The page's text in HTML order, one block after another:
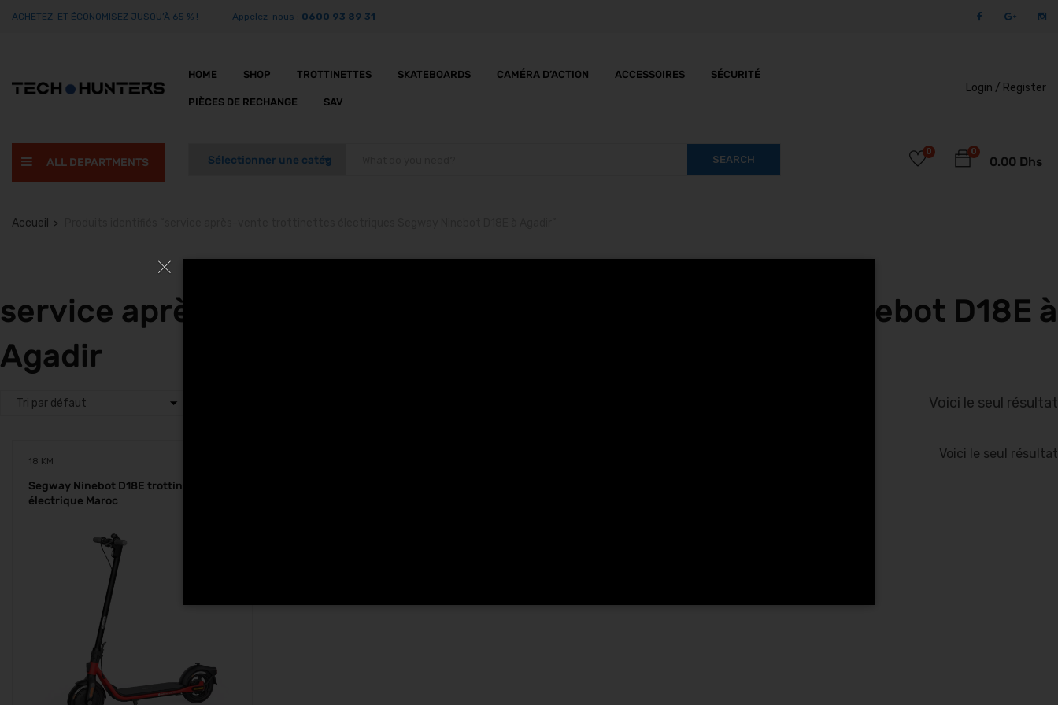
ACHETEZ ET ÉCONOMISEZ JUSQU’À 65 % ! Appelez-nous : 0600 93 89 31
HOME SHOP TROTTINETTES SKATEBOARDS CAMÉRA D’ACTION ACCESSOIRES SÉCURITÉ
PIÈCES DE RECHANGE SAV
Login / Register
ALL DEPARTMENTS SEARCH
0
0.00 Dhs
0
Accueil
service après-vente trottinettes électriques Segway Ninebot D18E à
Agadir
Voici le seul résultat
18 KM
Segway Ninebot D18E trottinette
électrique Maroc
Voici le seul résultat